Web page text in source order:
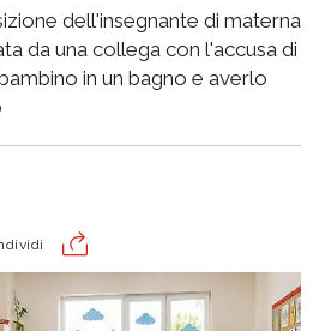
dell'insegnante di materna
da una collega con l'accusa di
in un bagno e averlo